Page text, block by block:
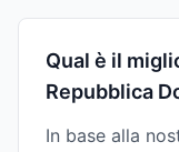
Qual è il
Repubblica
In base alla